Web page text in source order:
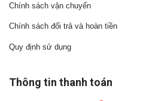
Chính sách vận chuyển
Chính sách đổi trả và hoàn tiền
Quy định sử dụng
Thông tin thanh toán